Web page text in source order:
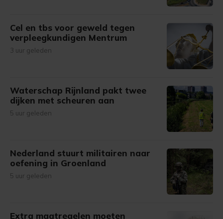
Cel en tbs voor geweld tegen
verpleegkundigen Mentrum
3 uur geleden
Waterschap Rijnland pakt twee
dijken met scheuren aan
5 uur geleden
Nederland stuurt militairen naar
oefening in Groenland
5 uur geleden
Extra maatregelen moeten